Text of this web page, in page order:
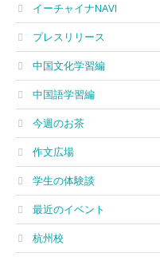
イーチャイナNAVI
プレスリリース
中国文化学習編
中国語学習編
今週のお茶
作文広場
学生の体験談
最近のイベント
杭州校